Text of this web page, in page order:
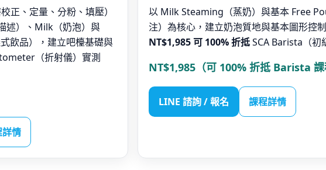
正、定量、分粉、填壓）
述）、Milk（奶泡）與
飲品），建立吧檯基礎與
（折射儀）實測
情
以 Milk Steaming（蒸奶）與基本 Free
注）為核心，建立奶泡質地與基本圖形控制
NT$1,985 可 100% 折抵SCA Barista（初
NT$1,985（可 100% 折抵 Barista 課
LINE 諮詢 / 報名 課程詳情